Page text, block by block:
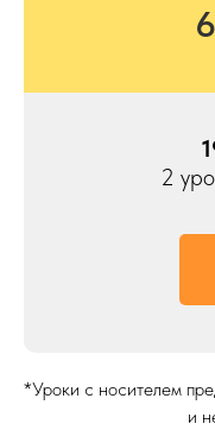
2
*Уроки с носителем
и